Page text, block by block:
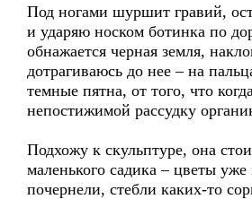
Под ногами шуршит гравий,
и ударяю носком ботинка по
обнажается черная земля,
дотрагиваюсь до нее – на
темные пятна, от того, что
непостижимой рассудку
Подхожу к скульптуре, она
маленького садика – цветы уже
почернели, стебли каких-то